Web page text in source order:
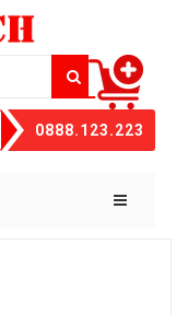
0888.123.223